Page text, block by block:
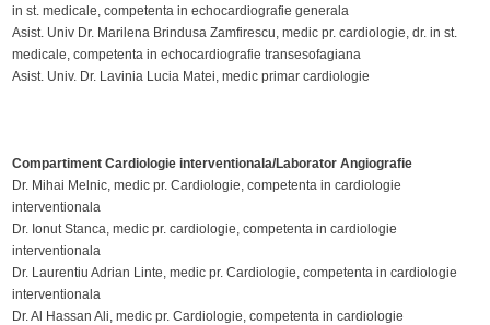
in st. medicale, competenta in echocardiografie generala
Asist. Univ Dr. Marilena Brindusa Zamfirescu, medic pr. cardiologie, dr. in st.
medicale, competenta in echocardiografie transesofagiana
Asist. Univ. Dr. Lavinia Lucia Matei, medic primar cardiologie
Compartiment Cardiologie interventionala/Laborator Angiografie
Dr. Mihai Melnic, medic pr. Cardiologie, competenta in cardiologie
interventionala
Dr. Ionut Stanca, medic pr. cardiologie, competenta in cardiologie
interventionala
Dr. Laurentiu Adrian Linte, medic pr. Cardiologie, competenta in cardiologie
interventionala
Dr. Al Hassan Ali, medic pr. Cardiologie, competenta in cardiologie